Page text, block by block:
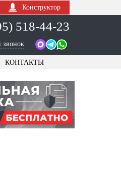
Конструктор
518-44-23
звонок
КОНТАКТЫ